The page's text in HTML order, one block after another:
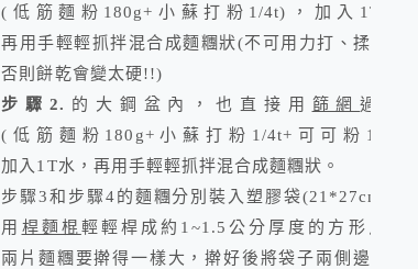
( 低筋麵粉 180g+ 小蘇打粉 1/4t) ，加入 1T
再用手輕輕抓拌混合成麵糰狀(不可用力打、揉、拍，
否則餅乾會變太硬!!)
步驟2. 的大鋼盆內，也直接用 篩網過篩入
( 低筋麵粉 180g+ 小蘇打粉 1/4t+ 可可粉 15g
加入 1T水 ， 再用手輕輕抓拌混合成麵糰狀。
步驟3和步驟4的麵糰分別裝入塑膠袋(21*27cm)內，
用 桿麵棍輕輕桿成約1~1.5公分厚度的方形片狀，
兩片麵糰要擀得一樣大，擀好後將袋子兩側邊剪開，